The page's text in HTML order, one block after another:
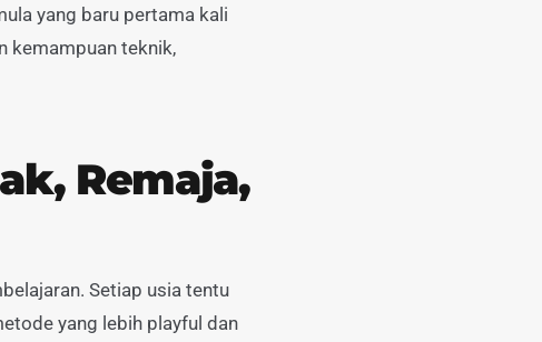
yang baru pertama kali
kemampuan teknik,
Remaja,
Setiap usia tentu
yang lebih playful dan